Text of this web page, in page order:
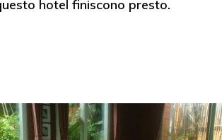
hotel finiscono presto.